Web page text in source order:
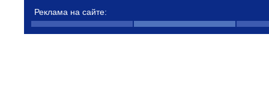
Реклама на сайте: